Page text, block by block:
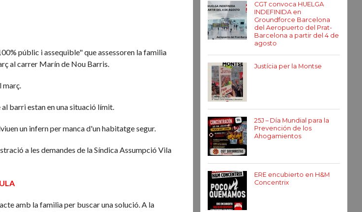
públic i assequible" que assessoren la familia
al carrer Marín de Nou Barris.
març.
barri estan en una situació límit.
un infern per manca d'un habitatge segur.
a les demandes de la Síndica Assumpció Vila
amb la familia per buscar una solució. A la
CGT convoca HUELGA
INDEFINIDA en
Groundforce Barcelona
del Aeropuerto del Prat-
Barcelona a partir del 4 de
agosto
Justícia per la Montse
25J – Día Mundial para la
Prevención de los
Ahogamientos
ERE encubierto en H&M
Concentrix